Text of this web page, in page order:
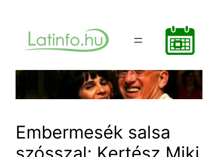
tartalomhoz
Embermesék salsa